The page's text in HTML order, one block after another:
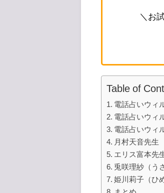
＼お
Table of
電話占いウィ
電話占いウィ
電話占いウィ
月村天音先生
エリス富本先
兎咲理紗（う
姫川莉子（ひ